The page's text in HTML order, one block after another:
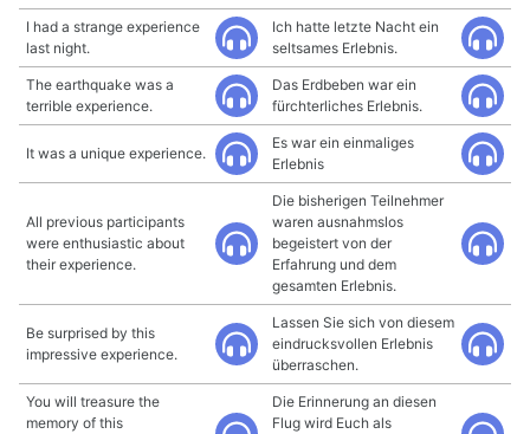
I had a strange experience
last night.
Ich hatte letzte Nacht ein
seltsames Erlebnis.
The earthquake was a
terrible experience.
Das Erdbeben war ein
fürchterliches Erlebnis.
It was a unique experience.
Es war ein einmaliges
Erlebnis
All previous participants
were enthusiastic about
their experience.
Die bisherigen Teilnehmer
waren ausnahmslos
begeistert von der
Erfahrung und dem
gesamten Erlebnis.
Be surprised by this
impressive experience.
Lassen Sie sich von diesem
eindrucksvollen Erlebnis
überraschen.
You will treasure the
memory of this
Die Erinnerung an diesen
Flug wird Euch als